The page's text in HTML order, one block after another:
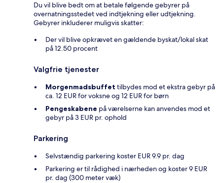
Du vil blive bedt om at betale følgende gebyrer på
overnatningsstedet ved indtjekning eller udtjekning.
Gebyrer inkluderer muligvis skatter:
Der vil blive opkrævet en gældende byskat/lokal skat
på 12.50 procent
Valgfrie tjenester
Morgenmadsbuffet tilbydes mod et ekstra gebyr på
ca. 12 EUR for voksne og 12 EUR for børn
Pengeskabene på værelserne kan anvendes mod et
gebyr på 3 EUR pr. ophold
Parkering
Selvstændig parkering koster EUR 9.9 pr. dag
Parkering er til rådighed i nærheden og koster 9 EUR
pr. dag (300 meter væk)